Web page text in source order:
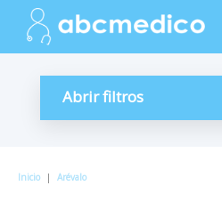
Abrir filtros
Inicio | Arévalo